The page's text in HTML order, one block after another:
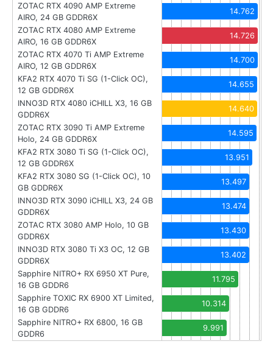
ZOTAC RTX 4090 AMP Extreme
AIRO, 24 GB GDDR6X
14.762
ZOTAC RTX 4080 AMP Extreme
AIRO, 16 GB GDDR6X
14.726
ZOTAC RTX 4070 Ti AMP Extreme
AIRO, 12 GB GDDR6X
14.700
KFA2 RTX 4070 Ti SG (1-Click OC),
12 GB GDDR6X
14.655
INNO3D RTX 4080 iCHILL X3, 16 GB
GDDR6X
14.640
ZOTAC RTX 3090 Ti AMP Extreme
Holo, 24 GB GDDR6X
14.595
KFA2 RTX 3080 Ti SG (1-Click OC),
12 GB GDDR6X
13.951
KFA2 RTX 3080 SG (1-Click OC), 10
GB GDDR6X
13.497
INNO3D RTX 3090 iCHILL X3, 24 GB
GDDR6X
13.474
ZOTAC RTX 3080 AMP Holo, 10 GB
GDDR6X
13.430
INNO3D RTX 3080 Ti X3 OC, 12 GB
GDDR6X
13.402
Sapphire NITRO+ RX 6950 XT Pure,
16 GB GDDR6
11.795
Sapphire TOXIC RX 6900 XT Limited,
16 GB GDDR6
10.314
Sapphire NITRO+ RX 6800, 16 GB
GDDR6
9.991